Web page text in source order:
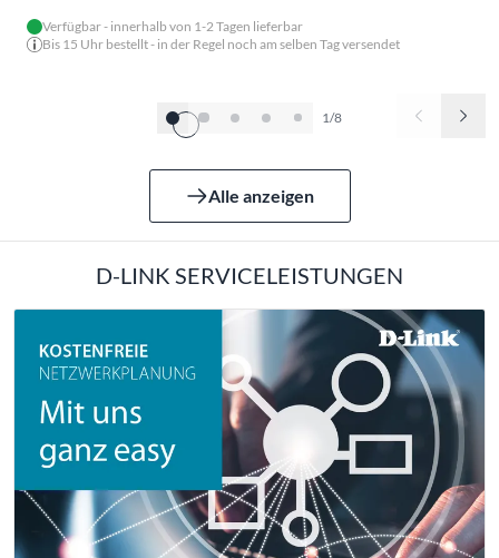
Verfügbar - innerhalb von 1-2 Tagen lieferbar
Bis 15 Uhr bestellt - in der Regel noch am selben Tag versendet
1/8
Alle anzeigen
D-LINK SERVICELEISTUNGEN